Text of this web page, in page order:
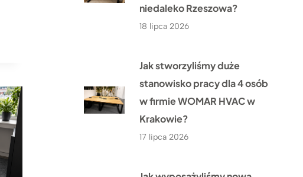
niedaleko Rzeszowa?
18 lipca 2026
Jak stworzyliśmy duże
stanowisko pracy dla 4 osób
w firmie WOMAR HVAC w
Krakowie?
17 lipca 2026